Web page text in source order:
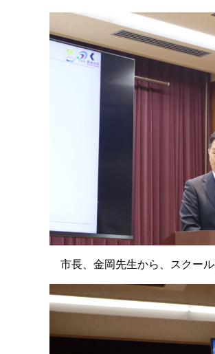
市長、金岡先生から、スクー